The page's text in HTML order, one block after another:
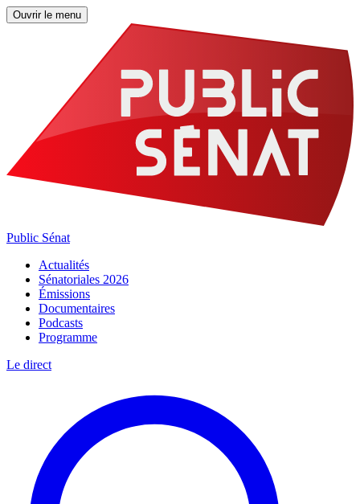
Ouvrir le menu
Public Sénat
Actualités
Sénatoriales 2026
Émissions
Documentaires
Podcasts
Programme
Le direct